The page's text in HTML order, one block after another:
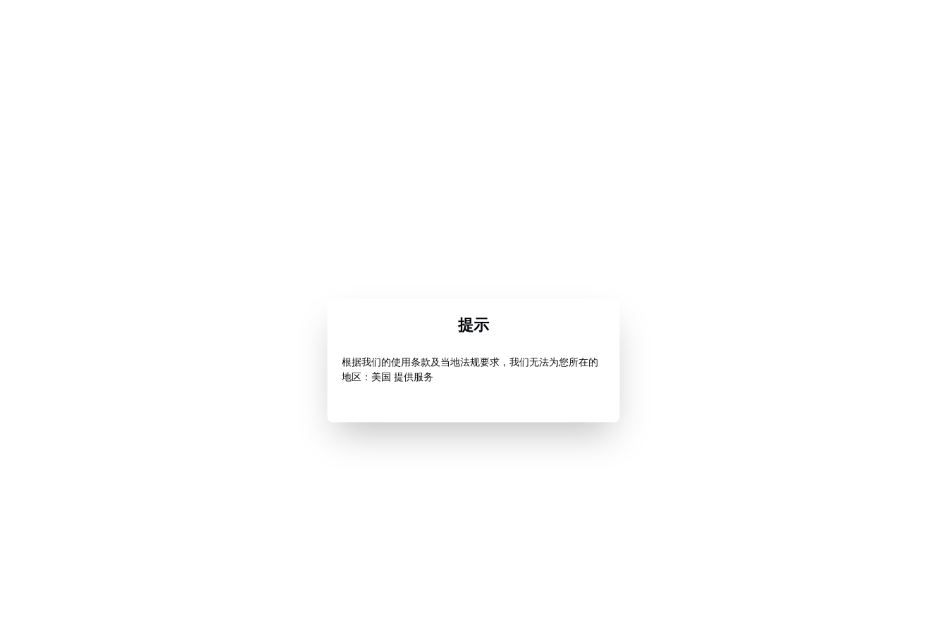
提示
根据我们的使用条款及当地法规要求，我们无法为您所在的
地区：美国 提供服务